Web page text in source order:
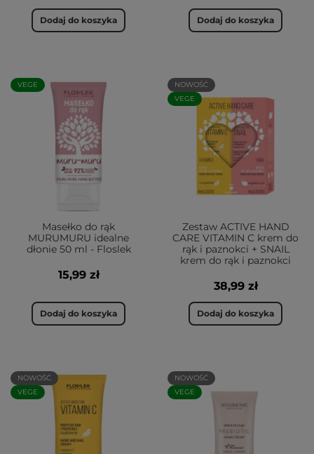
Dodaj do koszyka Dodaj do koszyka
VEGE
Masełko do rąk
MURUMURU idealne
dłonie 50 ml - Floslek
15,99 zł
Dodaj do koszyka
NOWOŚĆ
VEGE
Zestaw ACTIVE HAND
CARE VITAMIN C krem do
rąk i paznokci + SNAIL
krem do rąk i paznokci
38,99 zł
Dodaj do koszyka
NOWOŚĆ
VEGE
NOWOŚĆ
VEGE